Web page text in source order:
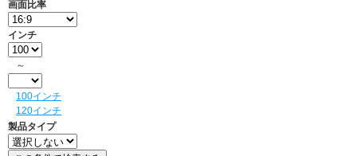
画面比率
インチ
～
100インチ
120インチ
製品タイプ